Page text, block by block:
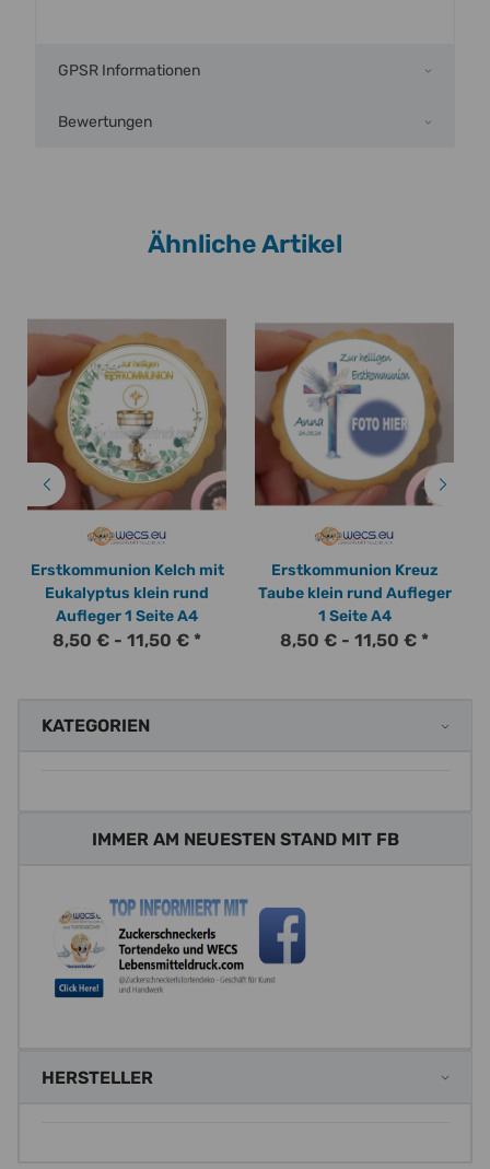
GPSR Informationen
Bewertungen
Ähnliche Artikel
Erstkommunion Kelch mit
Eukalyptus klein rund
Aufleger 1 Seite A4
8,50 € - 11,50 € *
Erstkommunion Kreuz
Taube klein rund Aufleger
1 Seite A4
8,50 € - 11,50 € *
KATEGORIEN
IMMER AM NEUESTEN STAND MIT FB
HERSTELLER